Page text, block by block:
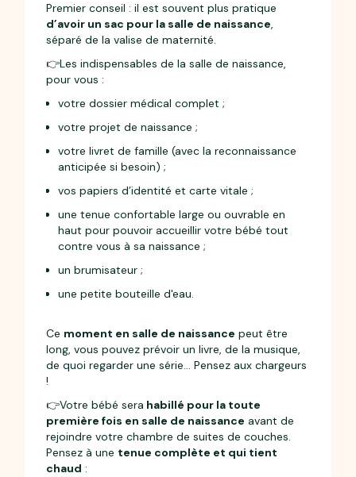
Premier conseil : il est souvent plus pratique
d’avoir un sac pour la salle de naissance,
séparé de la valise de maternité.
👉Les indispensables de la salle de naissance,
pour vous :
votre dossier médical complet ;
votre projet de naissance ;
votre livret de famille (avec la reconnaissance
anticipée si besoin) ;
vos papiers d’identité et carte vitale ;
une tenue confortable large ou ouvrable en
haut pour pouvoir accueillir votre bébé tout
contre vous à sa naissance ;
un brumisateur ;
une petite bouteille d'eau.
Ce moment en salle de naissance peut être
long, vous pouvez prévoir un livre, de la musique,
de quoi regarder une série… Pensez aux chargeurs
!
👉Votre bébé sera habillé pour la toute
première fois en salle de naissance avant de
rejoindre votre chambre de suites de couches.
Pensez à une tenue complète et qui tient
chaud :